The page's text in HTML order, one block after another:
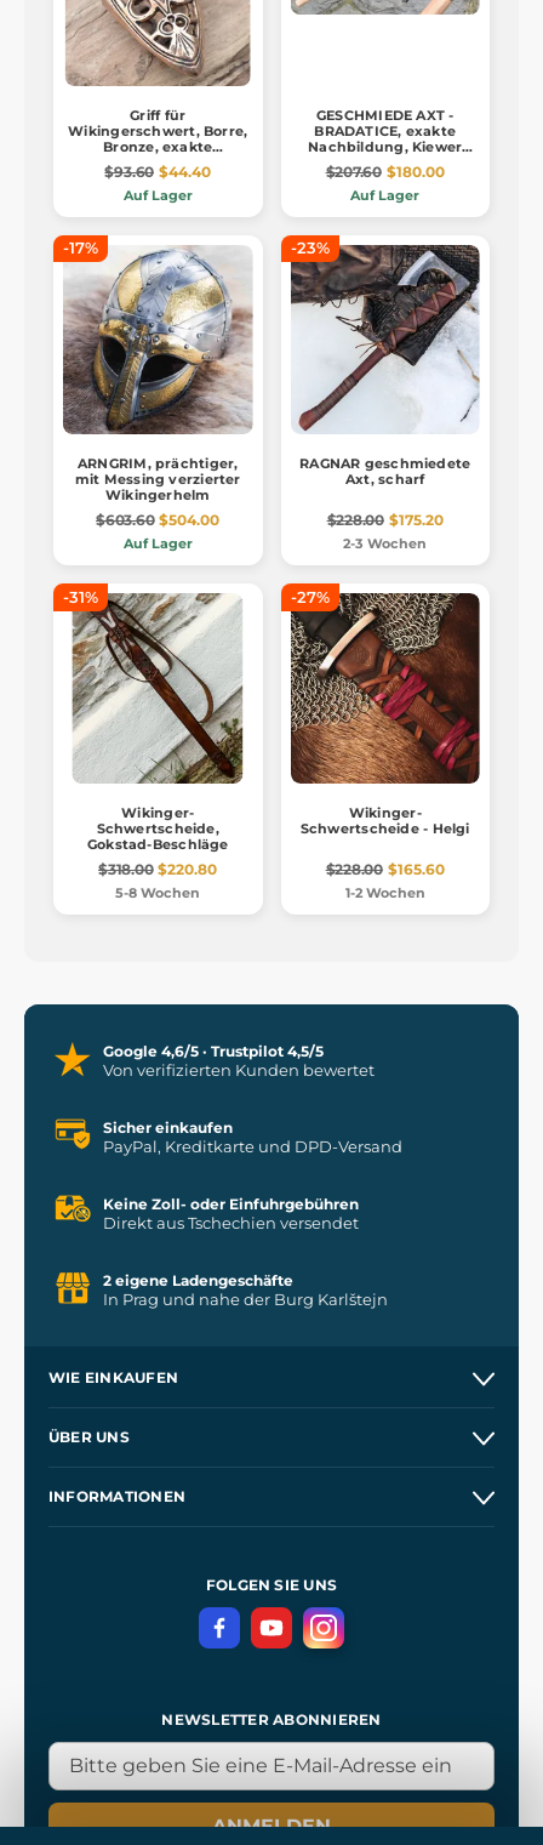
Griff für
Wikingerschwert, Borre,
Bronze, exakte
Nachbildung
$93.60 $44.40
Auf Lager
GESCHMIEDE AXT -
BRADATICE, exakte
Nachbildung, Kiewer
Rus
$207.60 $180.00
Auf Lager
-17%
ARNGRIM, prächtiger,
mit Messing verzierter
Wikingerhelm
$603.60 $504.00
Auf Lager
-23%
RAGNAR geschmiedete
Axt, scharf
$228.00 $175.20
2-3 Wochen
-31%
Wikinger-
Schwertscheide,
Gokstad-Beschläge
$318.00 $220.80
5-8 Wochen
-27%
Wikinger-
Schwertscheide - Helgi
$228.00 $165.60
1-2 Wochen
Google 4,6/5 · Trustpilot 4,5/5
Von verifizierten Kunden bewertet
Sicher einkaufen
PayPal, Kreditkarte und DPD-Versand
Keine Zoll- oder Einfuhrgebühren
Direkt aus Tschechien versendet
2 eigene Ladengeschäfte
In Prag und nahe der Burg Karlštejn
WIE EINKAUFEN
Kontakt
ÜBER UNS
INFORMATIONEN
DatenschutzerklärungFOLGEN SIE UNS
NEWSLETTER ABONNIEREN
ANMELDEN